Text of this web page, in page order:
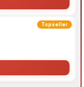
Topseller